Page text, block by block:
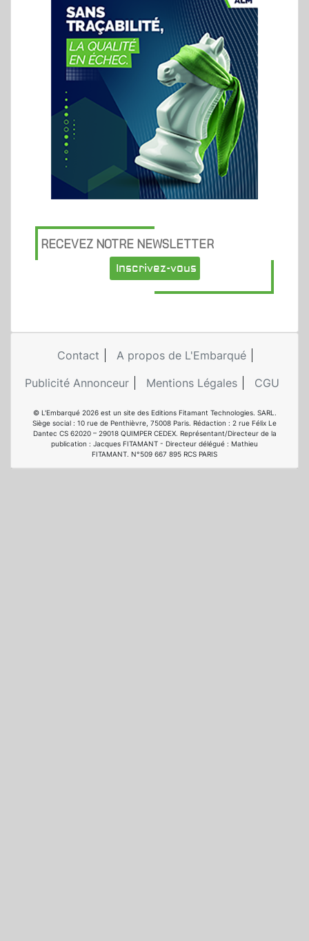
RECEVEZ NOTRE NEWSLETTER
Inscrivez-vous
Contact
A propos de L'Embarqué
Publicité Annonceur
Mentions Légales CGU
© L'Embarqué 2026 est un site des Editions Fitamant Technologies. SARL.
Siège social : 10 rue de Penthièvre, 75008 Paris. Rédaction : 2 rue Félix Le
Dantec CS 62020 – 29018 QUIMPER CEDEX. Représentant/Directeur de la
publication : Jacques FITAMANT - Directeur délégué : Mathieu
FITAMANT. N°509 667 895 RCS PARIS